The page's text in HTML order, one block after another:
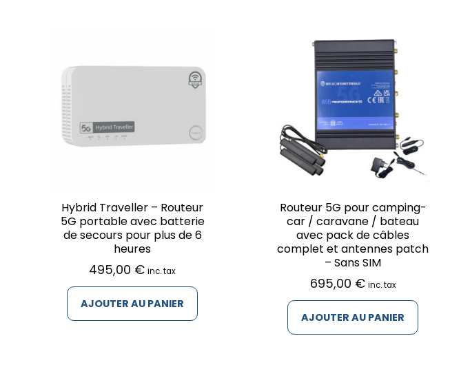
Hybrid Traveller – Routeur
5G portable avec batterie
de secours pour plus de 6
heures
495,00 € inc. tax
AJOUTER AU PANIER
Routeur 5G pour camping-
car / caravane / bateau
avec pack de câbles
complet et antennes patch
– Sans SIM
695,00 € inc. tax
AJOUTER AU PANIER